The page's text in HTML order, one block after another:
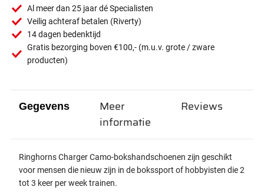
Al meer dan 25 jaar dé Specialisten
Veilig achteraf betalen (Riverty)
14 dagen bedenktijd
Gratis bezorging boven €100,- (m.u.v. grote / zware
producten)
Gegevens
Ringhorns Charger Camo-bokshandschoenen zijn geschikt
voor mensen die nieuw zijn in de bokssport of hobbyisten die 2
tot 3 keer per week trainen.
Meer
informatie
Reviews